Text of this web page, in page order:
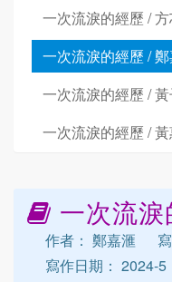
一次流淚的經歷 /
一次流淚的經歷 /
一次流淚的經歷 /
一次流淚的經歷 /
一次流
作者： 鄭嘉滙
寫作日期： 2024-5